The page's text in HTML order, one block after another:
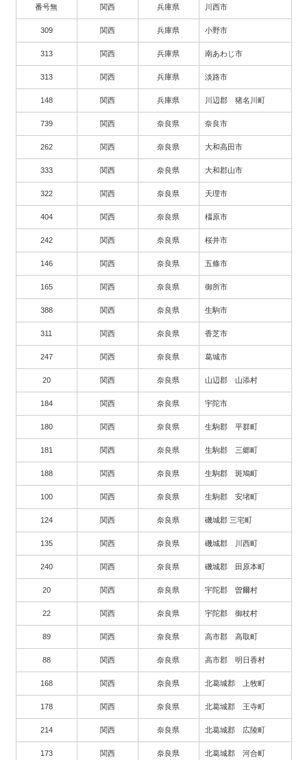
番号無 関西 兵庫県 川西市
309 関西 兵庫県 小野市
313 関西 兵庫県 南あわじ市
313 関西 兵庫県 淡路市
148 関西 兵庫県 川辺郡 猪名川町
739 関西 奈良県 奈良市
262 関西 奈良県 大和高田市
333 関西 奈良県 大和郡山市
322 関西 奈良県 天理市
404 関西 奈良県 橿原市
242 関西 奈良県 桜井市
146 関西 奈良県 五條市
165 関西 奈良県 御所市
388 関西 奈良県 生駒市
311 関西 奈良県 香芝市
247 関西 奈良県 葛城市
20 関西 奈良県 山辺郡 山添村
184 関西 奈良県 宇陀市
180 関西 奈良県 生駒郡 平群町
181 関西 奈良県 生駒郡 三郷町
188 関西 奈良県 生駒郡 斑鳩町
100 関西 奈良県 生駒郡 安堵町
124 関西 奈良県 磯城郡 三宅町
135 関西 奈良県 磯城郡 川西町
240 関西 奈良県 磯城郡 田原本町
20 関西 奈良県 宇陀郡 曽爾村
22 関西 奈良県 宇陀郡 御杖村
89 関西 奈良県 高市郡 高取町
88 関西 奈良県 高市郡 明日香村
168 関西 奈良県 北葛城郡 上牧町
178 関西 奈良県 北葛城郡 王寺町
214 関西 奈良県 北葛城郡 広陵町
173 関西 奈良県 北葛城郡 河合町